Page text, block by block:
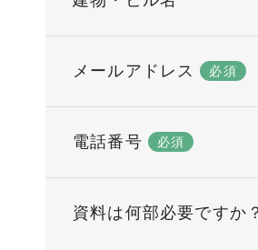
メールアドレス 必須
電話番号 必須
資料は何部必要ですか？